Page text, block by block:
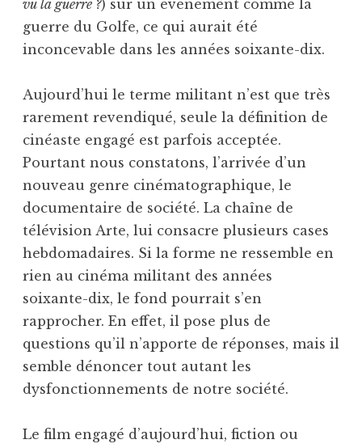
vu la guerre ?) sur un événement comme la
guerre du Golfe, ce qui aurait été
inconcevable dans les années soixante-dix.
Aujourd’hui le terme militant n’est que très
rarement revendiqué, seule la définition de
cinéaste engagé est parfois acceptée.
Pourtant nous constatons, l’arrivée d’un
nouveau genre cinématographique, le
documentaire de société. La chaîne de
télévision Arte, lui consacre plusieurs cases
hebdomadaires. Si la forme ne ressemble en
rien au cinéma militant des années
soixante-dix, le fond pourrait s’en
rapprocher. En effet, il pose plus de
questions qu’il n’apporte de réponses, mais il
semble dénoncer tout autant les
dysfonctionnements de notre société.
Le film engagé d’aujourd’hui, fiction ou